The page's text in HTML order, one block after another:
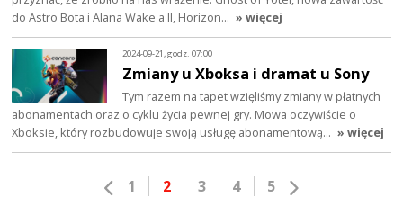
do Astro Bota i Alana Wake'a II, Horizon… » więcej
2024-09-21, godz. 07:00
Zmiany u Xboksa i dramat u Sony
Tym razem na tapet wzięliśmy zmiany w płatnych
abonamentach oraz o cyklu życia pewnej gry. Mowa oczywiście o
Xboksie, który rozbudowuje swoją usługę abonamentową… » więcej
1 2 3 4 5